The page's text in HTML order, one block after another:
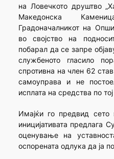
на Ловечкото друштво
Македонска
Градоначалникот на
во својство на
побарал да се запре
службеното гласило
спротивна на член 62
самоуправа и не
исплата на средства по
Имајќи го предвид сето
иницијативата предлага
оценување на
оспорената одлука да ја